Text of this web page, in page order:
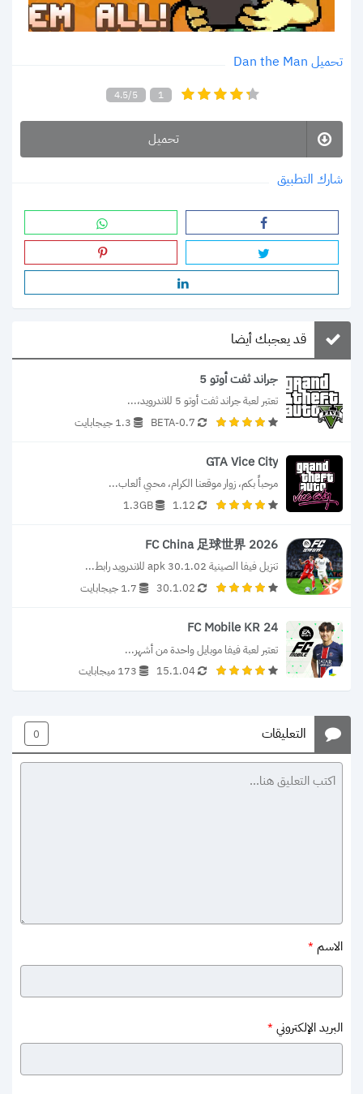
تحميل Dan the Man
4.5/5 1
تحميل
شارك التطبيق
قد يعجبك أيضا
جراند ثفت أوتو 5
تعتبر لعبة جراند ثفت أوتو 5 للاندرويد،...
0.7-BETA
1.3 جيجابايت
GTA Vice City
مرحباً بكم، زوار موقعنا الكرام، محبي ألعاب...
1.12
1.3GB
FC China 足球世界 2026
تنزيل فيفا الصينية 30.1.02 apk للاندرويد رابط...
30.1.02
1.7 جيجابايت
FC Mobile KR 24
تعتبر لعبة فيفا موبايل واحدة من أشهر...
15.1.04
173 ميجابايت
التعليقات 0
الاسم *
البريد الإلكتروني *